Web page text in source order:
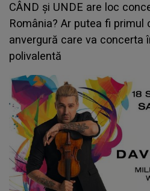
CÂND și UNDE are loc
România? Ar putea fi
anvergură care va concerta
polivalentă